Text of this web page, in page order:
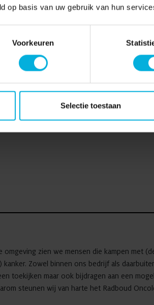
op basis van uw gebruik van hun
Voorkeuren
Selectie toestaan
en geld. Nijmegen Business steunt daarom
RAN Media
omgeving zien we mensen die kampen met
kanker. Zowel binnen ons bedrijf als
toekijken maar ook bijdragen aan een
steunen wij van harte het Radboud